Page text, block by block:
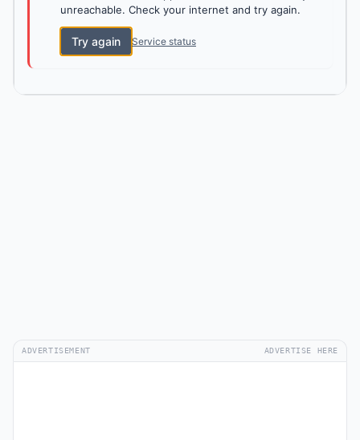
unreachable. Check your internet and try again.
Try again Service status
ADVERTISEMENT ADVERTISE HERE